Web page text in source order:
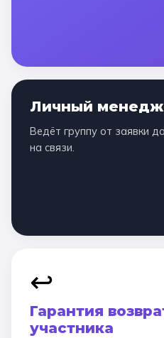
Личный
Ведёт группу от заявки
на связи.
↩️
Гарантия
участника